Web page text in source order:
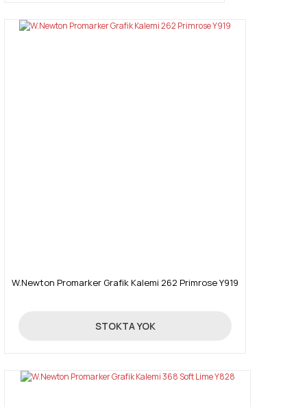
W.Newton Promarker Grafik Kalemi 262 Primrose Y919
19,90 TL
STOKTA YOK